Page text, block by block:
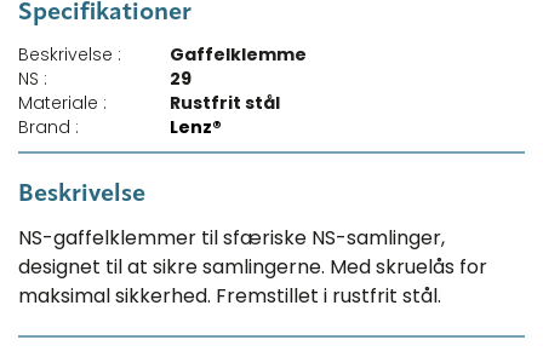
Specifikationer
Beskrivelse :
Gaffelklemme
NS :
29
Materiale :
Rustfrit stål
Brand :
Lenz®
Beskrivelse
NS-gaffelklemmer til sfæriske NS-samlinger,
designet til at sikre samlingerne. Med skruelås for
maksimal sikkerhed. Fremstillet i rustfrit stål.